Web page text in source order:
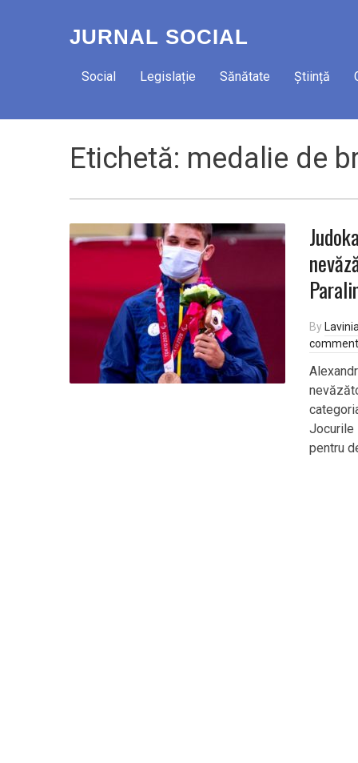
JURNAL SOCIAL
Social Legislație Sănătate Știință
Etichetă: medalie de
By
Jocurile
pentru